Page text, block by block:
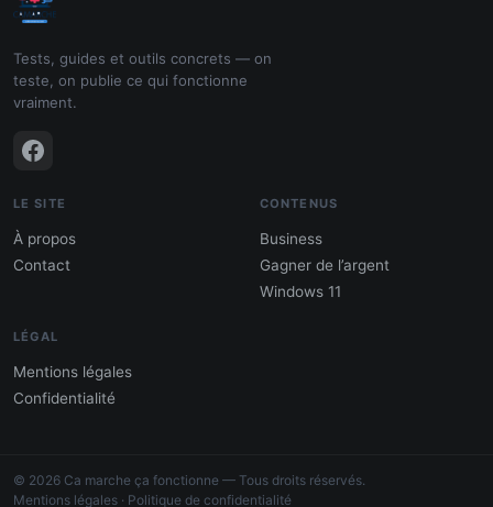
Tests, guides et outils concrets — on
teste, on publie ce qui fonctionne
vraiment.
LE SITE
À propos
Contact
CONTENUS
Business
Gagner de l’argent
Windows 11
LÉGAL
Mentions légales
Confidentialité
© 2026 Ca marche ça fonctionne — Tous droits réservés.
Mentions légales · Politique de confidentialité
l'argent
Gagne 300 € – 5 000 € / mois · Guide testé